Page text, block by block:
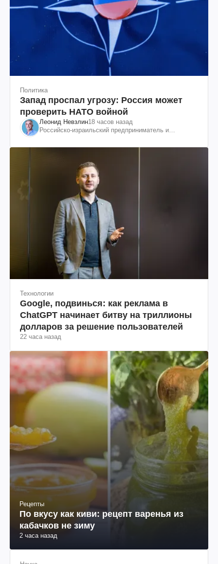
Политика
Запад проспал угрозу: Россия может
проверить НАТО войной
Леонид Невзлин18 часов назад
Российско-израильский предприниматель и
"ЮКОСа"
Технологии
Google, подвинься: как реклама в
ChatGPT начинает битву на триллионы
долларов за решение пользователей
22 часа назад
Рецепты
По вкусу как киви: рецепт варенья из
кабачков не зиму
2 часа назад